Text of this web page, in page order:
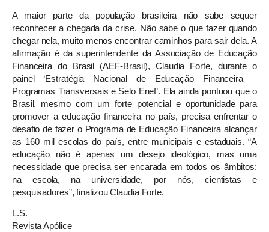
A maior parte da população brasileira não sabe sequer
reconhecer a chegada da crise. Não sabe o que fazer quando
chegar nela, muito menos encontrar caminhos para sair dela. A
afirmação é da superintendente da Associação de Educação
Financeira do Brasil (AEF-Brasil), Claudia Forte, durante o
painel ‘Estratégia Nacional de Educação Financeira –
Programas Transversais e Selo Enef’. Ela ainda pontuou que o
Brasil, mesmo com um forte potencial e oportunidade para
promover a educação financeira no país, precisa enfrentar o
desafio de fazer o Programa de Educação Financeira alcançar
as 160 mil escolas do país, entre municipais e estaduais. “A
educação não é apenas um desejo ideológico, mas uma
necessidade que precisa ser encarada em todos os âmbitos:
na escola, na universidade, por nós, cientistas e
pesquisadores”, finalizou Claudia Forte.
L.S.
Revista Apólice